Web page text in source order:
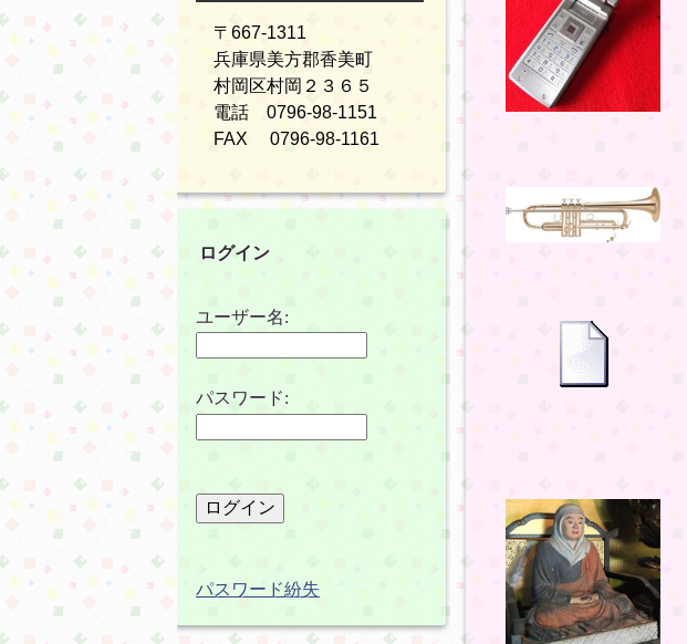
〒667-1311
兵庫県美方郡香美町
村岡区村岡２３６５
電話 0796-98-1151
FAX 0796-98-1161
ログイン
ユーザー名:
パスワード:
パスワード紛失